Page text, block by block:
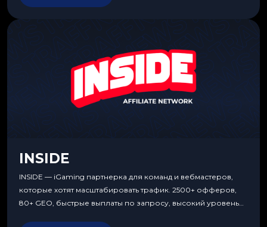
INSIDE
INSIDE — iGaming партнерка для команд и вебмастеров,
которые хотят масштабировать трафик. 2500+ офферов,
80+ GEO, быстрые выплаты по запросу, высокий уровень